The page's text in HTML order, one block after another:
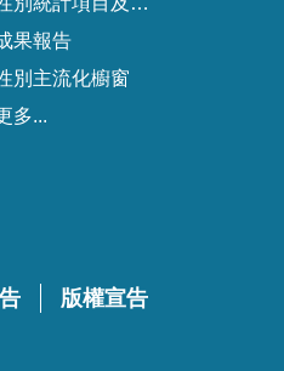
果報告
別主流化櫥窗
多...
版權宣告